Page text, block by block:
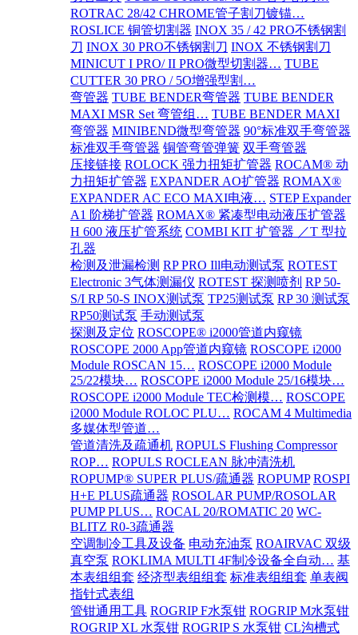
ROTRAC 28/42 CHROME管子割刀镀锚…
ROSLICE 铜管切割器 INOX 35 / 42 PRO不锈钢割
刀 INOX 30 PRO不锈钢割刀 INOX 不锈钢割刀
MINICUT I PRO/ II PRO微型切割器… TUBE
CUTTER 30 PRO / 5O增强型割…
弯管器 TUBE BENDER弯管器 TUBE BENDER
MAXI MSR Set 弯管组… TUBE BENDER MAXI
弯管器 MINIBEND微型弯管器 90°标准双手弯管器
标准双手弯管器 铜管弯管弹簧 双手弯管器
压接链接 ROLOCK 强力扭矩扩管器 ROCAM® 动
力扭矩扩管器 EXPANDER AO扩管器 ROMAX®
EXPANDER AC ECO MAXI电液… STEP Expander
A1 阶梯扩管器 ROMAX® 紧凑型电动液压扩管器
H 600 液压扩管系统 COMBI KIT 扩管器 ／T 型拉
孔器
检测及泄漏检测 RP PRO Ill电动测试泵 ROTEST
Electronic 3气体测漏仪 ROTEST 探测喷剂 RP 50-
S/I RP 50-S INOX测试泵 TP25测试泵 RP 30 测试泵
RP50测试泵 手动测试泵
探测及定位 ROSCOPE® i2000管道内窥镜
ROSCOPE 2000 App管道内窥镜 ROSCOPE i2000
Module ROSCAN 15… ROSCOPE i2000 Module
25/22模块… ROSCOPE i2000 Module 25/16模块…
ROSCOPE i2000 Module TEC检测模… ROSCOPE
i2000 Module ROLOC PLU… ROCAM 4 Multimedia
多媒体型管道…
管道清洗及疏通机 ROPULS Flushing Compressor
ROP… ROPULS ROCLEAN 脉冲清洗机
ROPUMP® SUPER PLUS/疏通器 ROPUMP ROSPI
H+E PLUS疏通器 ROSOLAR PUMP/ROSOLAR
PUMP PLUS… ROCAL 20/ROMATIC 20 WC-
BLITZ R0-3疏通器
空调制冷工具及设备 电动充油泵 ROAIRVAC 双级
真空泵 ROKLIMA MULTI 4F制冷设备全自动… 基
本表组组套 经济型表组组套 标准表组组套 单表阀
指针式表组
管钳通用工具 ROGRIP F水泵钳 ROGRIP M水泵钳
ROGRIP XL 水泵钳 ROGRIP S 水泵钳 CL沟槽式